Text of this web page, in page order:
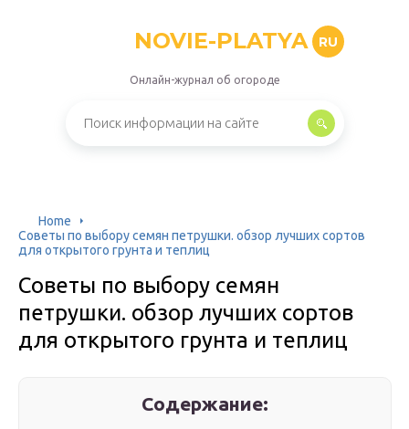
NOVIE-PLATYA RU
Онлайн-журнал об огороде
Home
Советы по выбору семян петрушки. обзор лучших сортов
для открытого грунта и теплиц
Советы по выбору семян
петрушки. обзор лучших сортов
для открытого грунта и теплиц
Содержание: